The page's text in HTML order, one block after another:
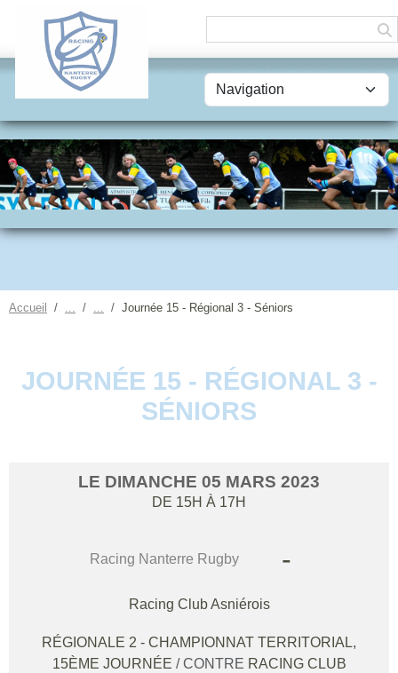
Accueil Journée 15 - Régional 3 - Séniors
JOURNÉE 15 - RÉGIONAL 3 -
SÉNIORS
LE DIMANCHE 05 MARS 2023
DE 15H À 17H
Racing Nanterre Rugby -
Racing Club Asniérois
RÉGIONALE 2 - CHAMPIONNAT TERRITORIAL,
15ÈME JOURNÉE / CONTRE RACING CLUB
Panneau de gestion des cookies